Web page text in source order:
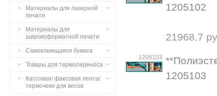
1205102
21968.7
1205103
1205103
Материалы для лазерной
печати
Материалы для
широкоформатной печати
Самоклеющаяся бумага
Товары для термопереноса
Кассовая/ факсовая лента/
термочеки для весов